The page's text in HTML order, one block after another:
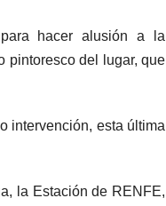
hacer alusión a la
pintoresco del lugar, que
intervención, esta última
la Estación de RENFE,